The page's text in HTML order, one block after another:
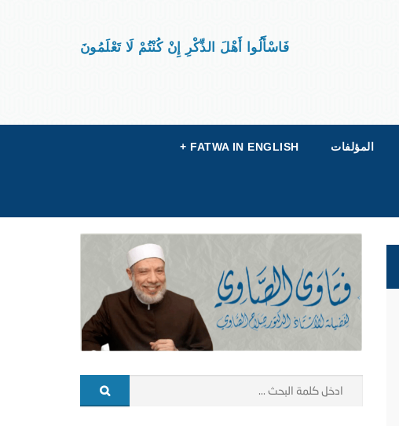
فَاسْأَلُوا أَهْلَ الذِّكْرِ إِنْ كُنْتُمْ لَا تَعْلَمُونَ
المؤلفات FATWA IN ENGLISH
+